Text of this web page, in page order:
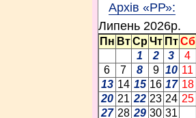
Архів «РР»:
Липень 2026p.
Пн Вт Ср Чт Пт Сб
1
2 3 4
6
7 8 9 10 11
13 14 15 16 17 18
20 21 22 23 24 25
27 28 29 30 31